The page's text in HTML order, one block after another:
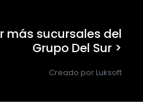
más sucursales del
Grupo Del Sur >
Creado por Luksoft